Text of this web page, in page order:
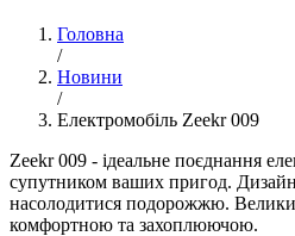
Головна
/
Новини
/
Електромобіль Zeekr 009
Zeekr 009 - ідеальне поєднання
супутником ваших пригод.
насолодитися подорожжю.
комфортною та захоплюючою.